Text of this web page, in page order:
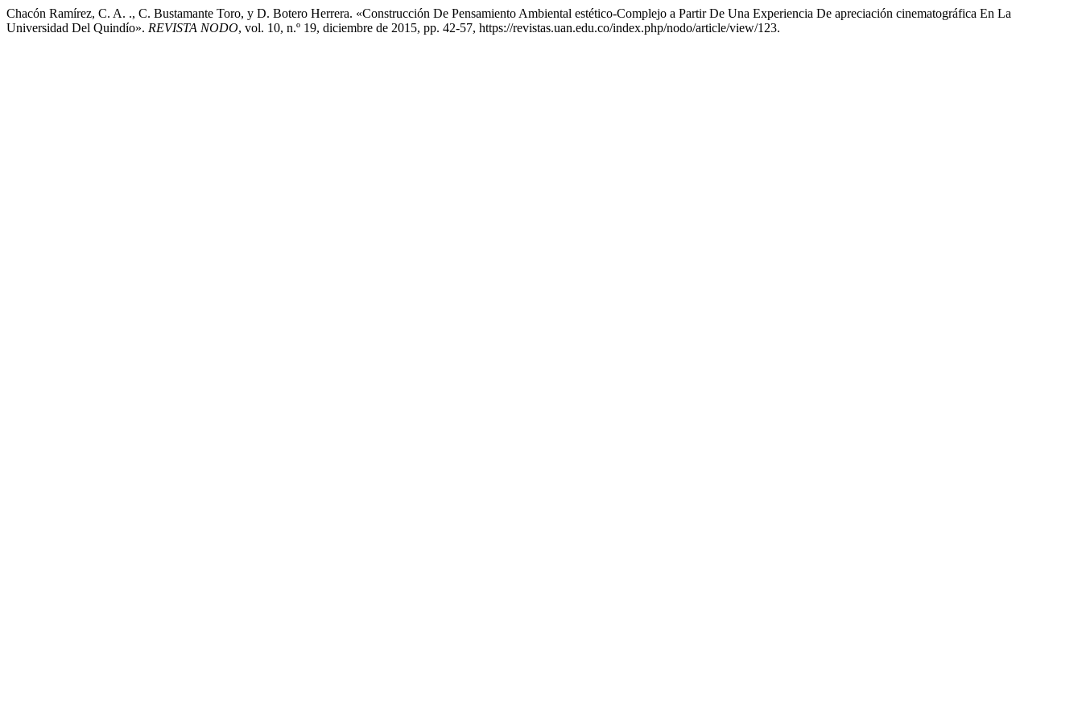
Chacón Ramírez, C. A. ., C. Bustamante Toro, y D. Botero Herrera. «Construcción De Pensamiento Ambiental estético-Complejo a Partir De Una Experiencia De apreciación cinematográfica En La
Universidad Del Quindío». REVISTA NODO, vol. 10, n.º 19, diciembre de 2015, pp. 42-57, https://revistas.uan.edu.co/index.php/nodo/article/view/123.